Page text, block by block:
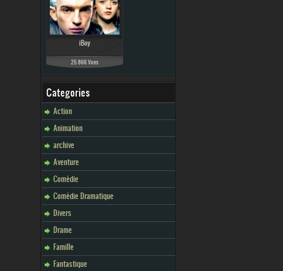
iBoy
25 866 Vues
Categories
Action
Animation
archive
Aventure
Comédie
Comédie Dramatique
Divers
Drame
Famille
Fantastique